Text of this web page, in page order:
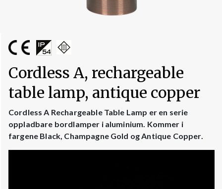
Cordless A, rechargeable
table lamp, antique copper
Cordless A Rechargeable Table Lamp er en serie
oppladbare bordlamper i aluminium. Kommer i
fargene Black, Champagne Gold og Antique Copper.